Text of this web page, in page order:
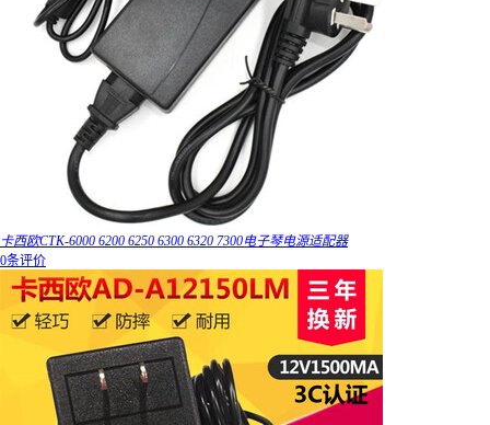
卡西欧CTK-6000 6200 6250 6300 6320 7300电子琴电源适配器
0条评价